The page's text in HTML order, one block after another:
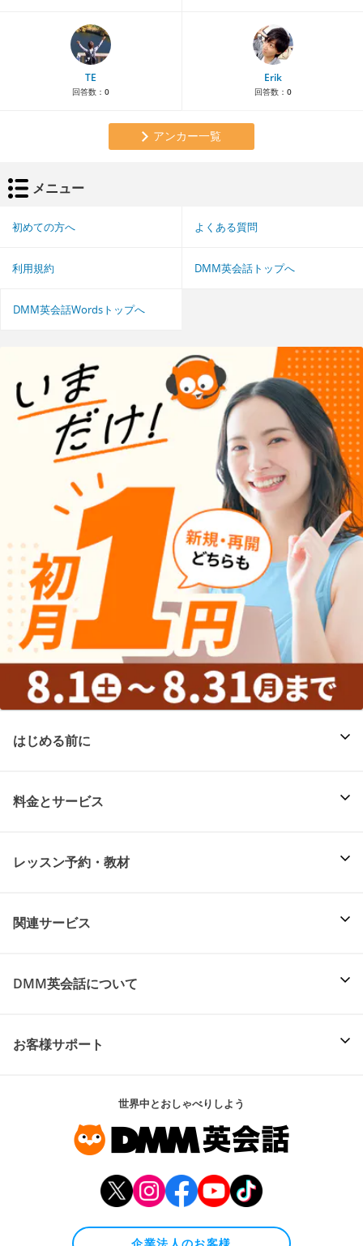
TE
回答数： 0
Erik
回答数： 0
アンカー一覧
メニュー
初めての方へ よくある質問
利用規約 DMM英会話トップへ
DMM英会話Wordsトップへ
はじめる前に
料金とサービス
レッスン予約・教材
関連サービス
DMM英会話について
お客様サポート
世界中とおしゃべりしよう